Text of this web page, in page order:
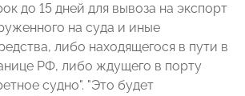
до 15 дней для вывоза на экспорт
на суда и иные
либо находящегося в пути в
РФ, либо ждущего в порту
судно". "Это будет